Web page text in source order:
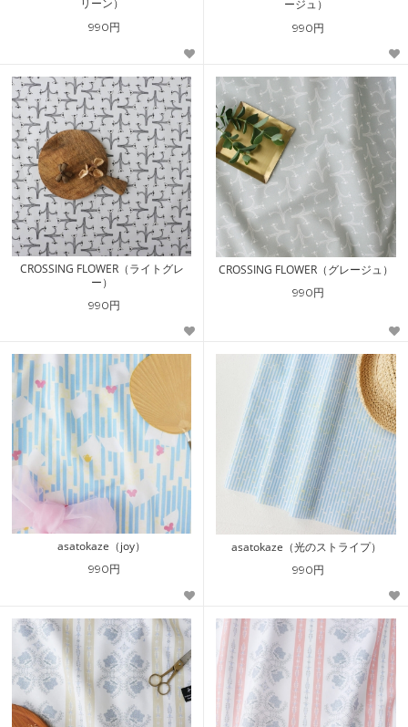
リーン）
990円
ージュ）
990円
CROSSING FLOWER（ライトグレ
ー）
990円
CROSSING FLOWER（グレージュ）
990円
asatokaze（joy）
990円
asatokaze（光のストライプ）
990円